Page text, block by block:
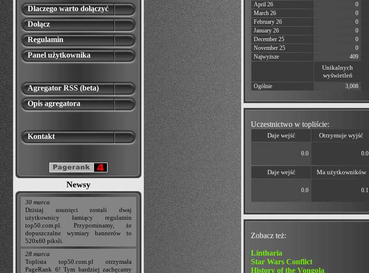
Dlaczego warto dołączyć
Dołącz
Regulamin
Panel użytkownika
Agregator RSS (beta)
Opis agregatora
Kontakt
Newsy
30 marca
Dzisiaj usunięci zostali dwaj
użytkownicy łamiący regulamin
top50.com.pl. Przypominamy, że
dopuszczalne wymiary bannerów to
520x60 piksli.
28 marca
Toplista top50.com.pl otrzymała
PageRank 6! Tym bardziej zachęcamy
April 26
0
March 26
0
February 26
0
January 26
0
December 25
0
November 25
0
Najwyższe
409
Unikalnych
wyświetleń
Ogólnie 3,008
Uczestnictwo w topliście:
Daje wejść Otrzymuje wyjść
0.0 0.0
Daje wejść Ma użytkowników
0.0 0.1
Zobacz też:
Lintharia
Star Wars Conflict
History of the Vongola